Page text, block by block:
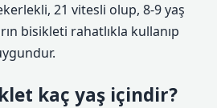
21 vitesli olup, 8-9 yaş
bisikleti rahatlıkla kullanıp
kaç yaş içindir?